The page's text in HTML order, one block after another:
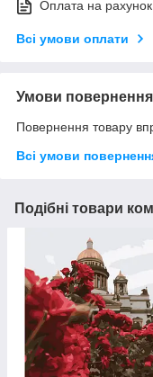
Оплата на рахунок
Всі умови оплати
Умови повернення
Повернення товару
Всі умови
Подібні товари